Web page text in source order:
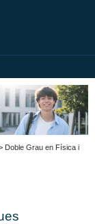
Doble Grau en Física i